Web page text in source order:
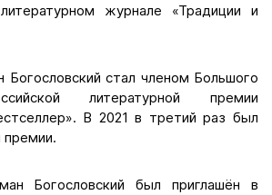
журнале «Традиции и
Богословский стал членом Большого
литературной премии
В 2021 в третий раз был
премии.
Богословский был приглашён в